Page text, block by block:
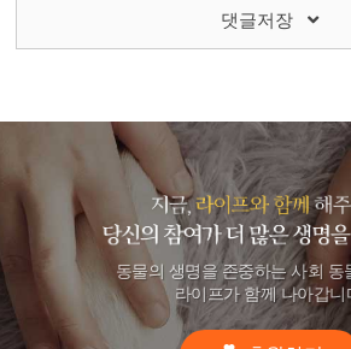
댓글저장
동물의 생명을 존중하는 사회 동
라이프가 함께 나아갑니